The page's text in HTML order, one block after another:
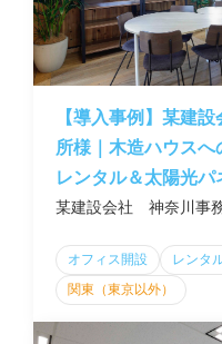
【導入事例】某建
所様｜木造ハウス
レンタル＆太陽光パ
某建設会社 神奈川事
オフィス開設 レンタ
関東（東京以外）